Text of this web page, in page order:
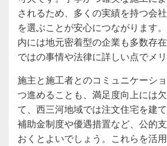
されるため、多くの実績を持つ会
を選ぶことが安心につながります
内には地元密着型の企業も多数存
ではの事情や法律に詳しい点でメリ
施主と施工者とのコミュニケーシ
つ進めることも、満足度向上には
て、西三河地域では注文住宅を建
補助金制度や優遇措置など、公的
おくとよいでしょう。これらを活